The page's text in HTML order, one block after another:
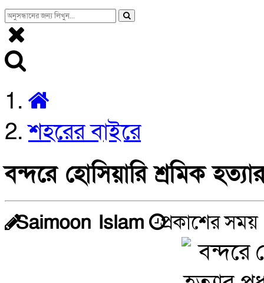
শহরের বাইরে
বন্দরে হোসিয়ারি শ্রমিক
Saimoon Islam প্রকাশের